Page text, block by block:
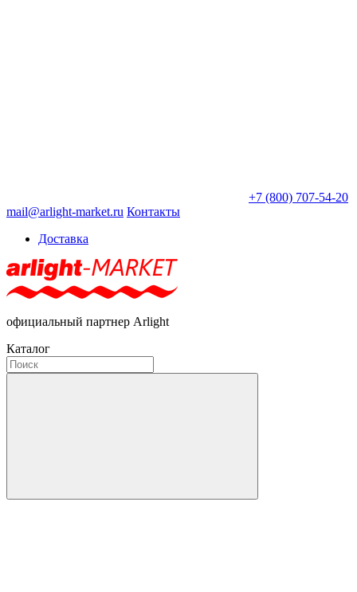
+7 (800) 707-54-20
mail@arlight-market.ru Контакты
Доставка
официальный партнер Arlight
Каталог